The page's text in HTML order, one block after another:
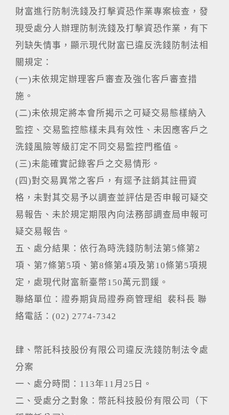
財富進行防制洗錢及打擊資恐作業專案檢查，發
現受處分人辦理防制洗錢及打擊資恐作業，有下
列缺失情事，顯示現代財富已違反洗錢防制法相
關規定：
(一)未依規定辦理客戶審查及強化客戶審查措
施。
(二)未依規定將本會所揭示之可疑交易態樣納入
監控、交易監控態樣未具有效性、未因應客戶之
洗錢風險等級訂定不同交易監控門檻值。
(三)未能確實記錄客戶之交易情形。
(四)對交易異常之客戶，有逕予註銷其註冊資
格，未對其交易予以調查並評估是否申報可疑交
易報告、未於規定期限內向法務部調查局申報可
疑交易報告。
五、處分結果：依行為時洗錢防制法第5條第2
項、第7條第5項、第8條第4項及第10條第5項規
定，處現代財富新臺幣150萬元罰鍰。
聯絡單位：證券期貨局證券商管理組 裴科長 聯
絡電話：(02) 2774-7342
肆、幣託科技股份有限公司違反洗錢防制法令處
分案
一、處分時間：113年11月25日。
二、受處分之對象：幣託科技股份有限公司（下